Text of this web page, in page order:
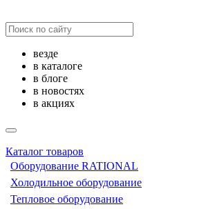
везде
в каталоге
в блоге
в новостях
в акциях
Каталог товаров
Оборудование RATIONAL
Холодильное оборудование
Тепловое оборудование